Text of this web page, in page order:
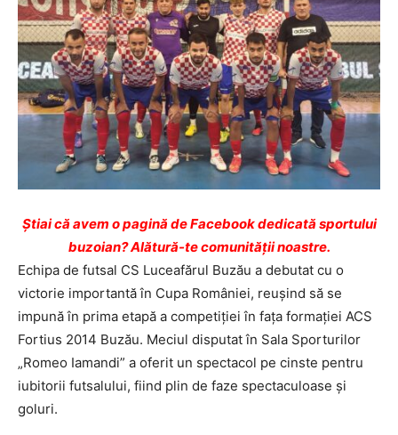
Ştiai că avem o pagină de Facebook dedicată sportului
buzoian? Alătură-te comunității noastre.
Echipa de futsal CS Luceafărul Buzău a debutat cu o
victorie importantă în Cupa României, reușind să se
impună în prima etapă a competiției în fața formației ACS
Fortius 2014 Buzău. Meciul disputat în Sala Sporturilor
„Romeo Iamandi” a oferit un spectacol pe cinste pentru
iubitorii futsalului, fiind plin de faze spectaculoase și
goluri.